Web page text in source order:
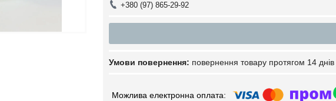
+380 (97) 865-29-92
повернення товару протягом 14 днів